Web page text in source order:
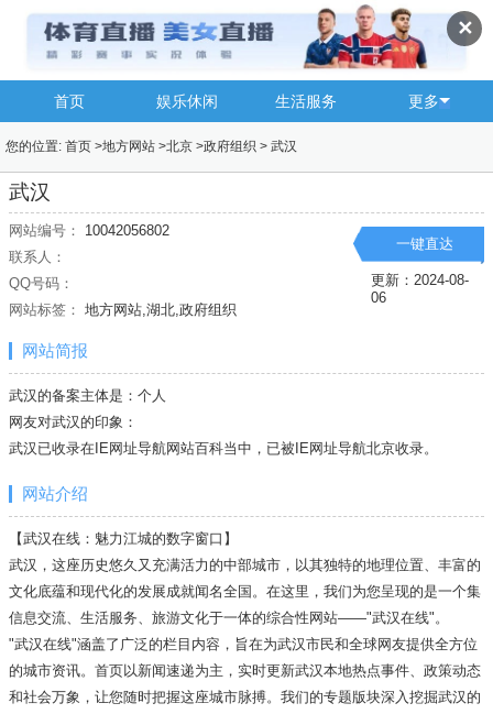
✕
首页 娱乐休闲 生活服务 更多
您的位置: 首页 >地方网站 >北京 >政府组织 > 武汉
武汉
网站编号：
10042056802
联系人：
QQ号码：
网站标签： 地方网站,湖北,政府组织
一键直达
更新：2024-08-
06
网站简报
武汉的备案主体是：个人
网友对武汉的印象：
武汉已收录在IE网址导航网站百科当中，已被IE网址导航北京收录。
网站介绍
【武汉在线：魅力江城的数字窗口】
武汉，这座历史悠久又充满活力的中部城市，以其独特的地理位置、丰富的
文化底蕴和现代化的发展成就闻名全国。在这里，我们为您呈现的是一个集
信息交流、生活服务、旅游文化于一体的综合性网站——"武汉在线"。
"武汉在线"涵盖了广泛的栏目内容，旨在为武汉市民和全球网友提供全方位
的城市资讯。首页以新闻速递为主，实时更新武汉本地热点事件、政策动态
和社会万象，让您随时把握这座城市脉搏。我们的专题版块深入挖掘武汉的